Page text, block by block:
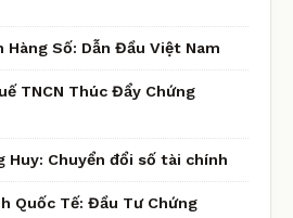
Hàng Số: Dẫn Đầu Việt Nam
TNCN Thúc Đẩy Chứng
Huy: Chuyển đổi số tài chính
Quốc Tế: Đầu Tư Chứng